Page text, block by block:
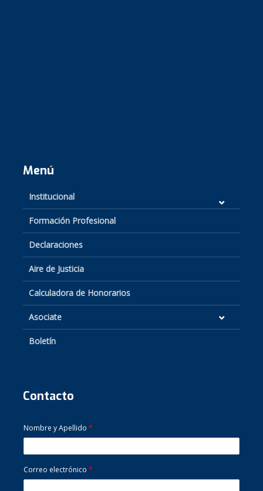
Menú
Institucional
Formación Profesional
Declaraciones
Aire de Justicia
Calculadora de Honorarios
Asociate
Boletín
Contacto
Nombre y Apellido *
Correo electrónico *